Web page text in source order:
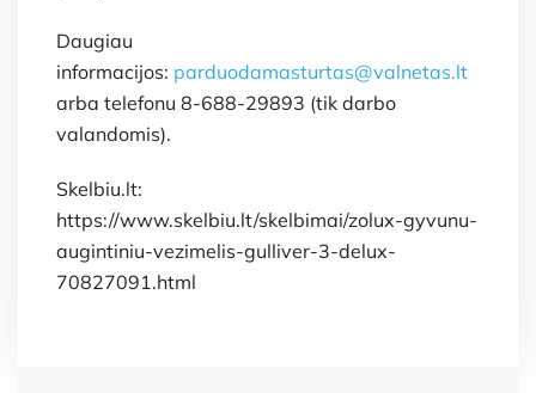
Daugiau
informacijos: parduodamasturtas@valnetas.lt
arba telefonu 8-688-29893 (tik darbo
valandomis).
Skelbiu.lt:
https://www.skelbiu.lt/skelbimai/zolux-gyvunu-
augintiniu-vezimelis-gulliver-3-delux-
70827091.html